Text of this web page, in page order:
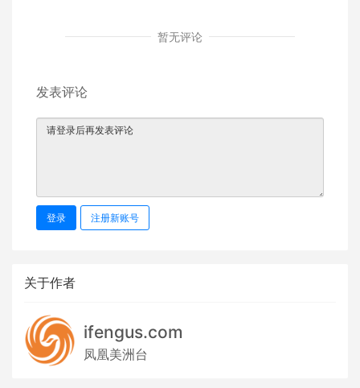
暂无评论
发表评论
登录 注册新账号
关于作者
ifengus.com
凤凰美洲台